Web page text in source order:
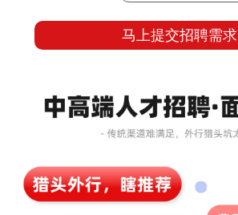
马上提交招聘需求